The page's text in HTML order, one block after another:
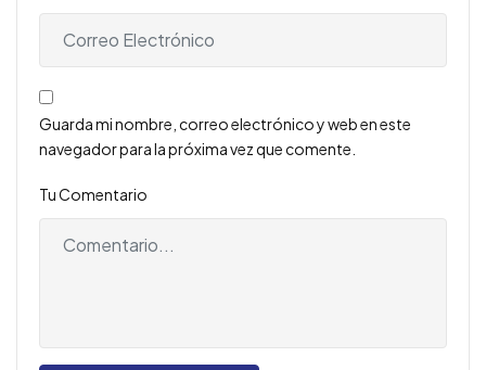
Guarda mi nombre, correo electrónico y web en este
navegador para la próxima vez que comente.
Tu Comentario